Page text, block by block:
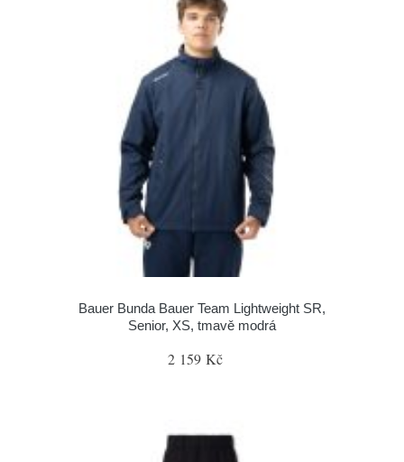
Bauer Bunda Bauer Team Lightweight SR,
Senior, XS, tmavě modrá
2 159 Kč